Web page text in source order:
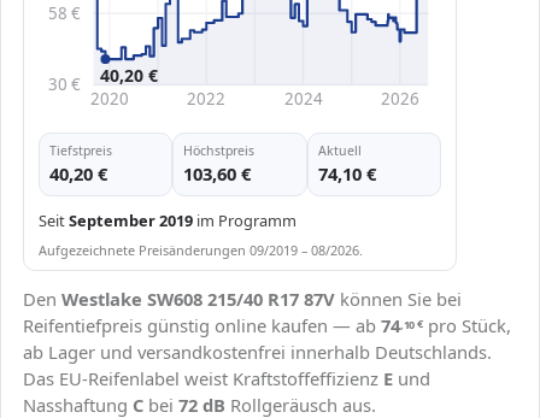
30 €
58 €
2020 2022 2024 2026
40,20 €
Tiefstpreis
40,20 €
Höchstpreis
103,60 €
Aktuell
74,10 €
SeitSeptember 2019 im Programm
Aufgezeichnete Preisänderungen 09/2019 – 08/2026.
Den Westlake SW608 215/40 R17 87V können Sie bei
Reifentiefpreis günstig online kaufen — ab 74 ,10€ pro Stück,
ab Lager und versandkostenfrei innerhalb Deutschlands.
Das EU-Reifenlabel weist Kraftstoffeffizienz E und
Nasshaftung C bei 72 dB Rollgeräusch aus.